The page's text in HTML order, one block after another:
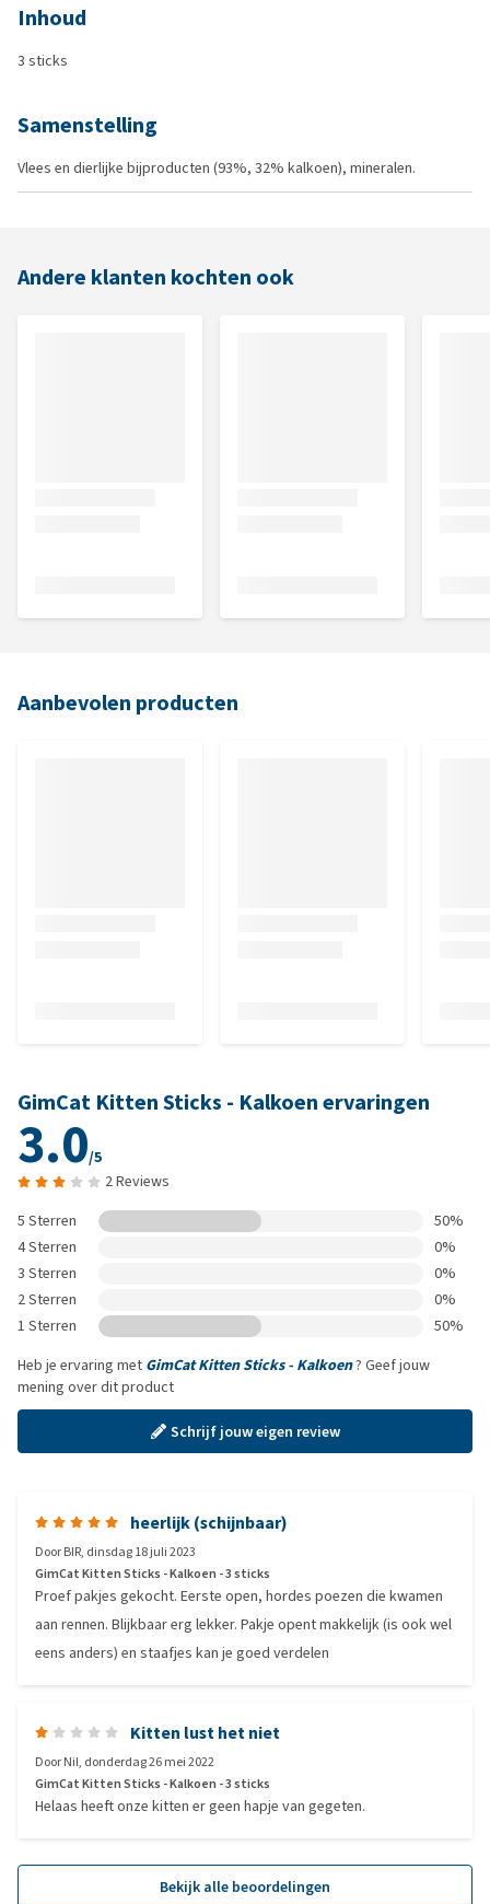
Inhoud
3 sticks
Samenstelling
Vlees en dierlijke bijproducten (93%, 32% kalkoen), mineralen.
Andere klanten kochten ook
Aanbevolen producten
GimCat Kitten Sticks - Kalkoen ervaringen
3.0/5
2 Reviews
5 Sterren
50%
4 Sterren
0%
3 Sterren
0%
2 Sterren
0%
1 Sterren
50%
Heb je ervaring met GimCat Kitten Sticks - Kalkoen? Geef jouw
mening over dit product
Schrijf jouw eigen review
heerlijk (schijnbaar)
DoorBIR, dinsdag 18 juli 2023
GimCat Kitten Sticks - Kalkoen - 3 sticks
Proef pakjes gekocht. Eerste open, hordes poezen die kwamen
aan rennen. Blijkbaar erg lekker. Pakje opent makkelijk (is ook wel
eens anders) en staafjes kan je goed verdelen
Kitten lust het niet
DoorNil, donderdag 26 mei 2022
GimCat Kitten Sticks - Kalkoen - 3 sticks
Helaas heeft onze kitten er geen hapje van gegeten.
Bekijk alle beoordelingen